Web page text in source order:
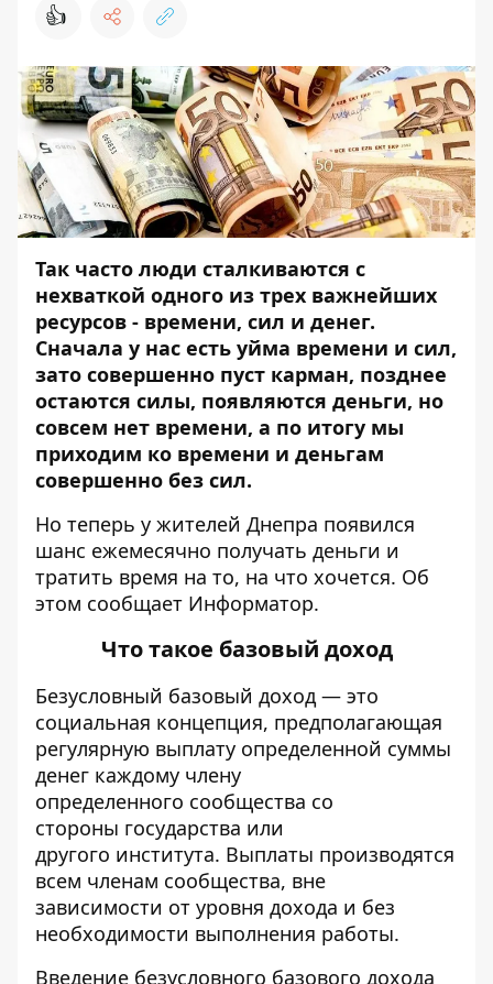
👍
Так часто люди сталкиваются с
нехваткой одного из трех важнейших
ресурсов - времени, сил и денег.
Сначала у нас есть уйма времени и сил,
зато совершенно пуст карман, позднее
остаются силы, появляются деньги, но
совсем нет времени, а по итогу мы
приходим ко времени и деньгам
совершенно без сил.
Но теперь у жителей Днепра появился
шанс ежемесячно получать деньги и
тратить время на то, на что хочется. Об
этом сообщает Информатор.
Что такое базовый доход
Безусловный базовый доход — это
социальная концепция, предполагающая
регулярную выплату определенной суммы
денег каждому члену
определенного сообщества со
стороны государства или
другого института. Выплаты производятся
всем членам сообщества, вне
зависимости от уровня дохода и без
необходимости выполнения работы.
Введение безусловного базового дохода